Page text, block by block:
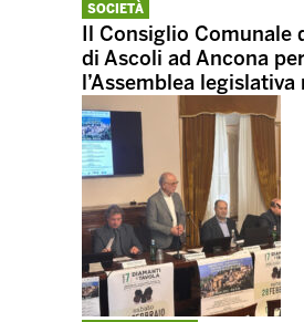
SOCIETÀ
Il Consiglio Comunale
di Ascoli ad Ancona per
l’Assemblea